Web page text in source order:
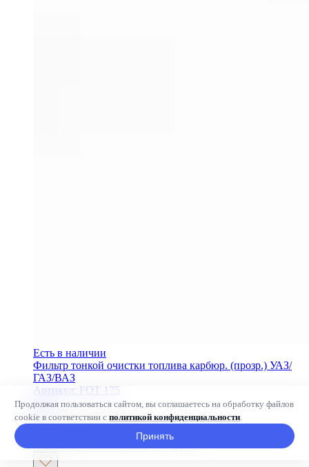
Есть в наличии
Фильтр тонкой очистки топлива карбюр. (прозр.) УАЗ/
ГАЗ/ВАЗ
Артикул: FOT 175
Код
991
Продолжая пользоваться сайтом, вы соглашаетесь на обработку файлов
cookie в соответствии с политикой конфиденциальности.
Принять